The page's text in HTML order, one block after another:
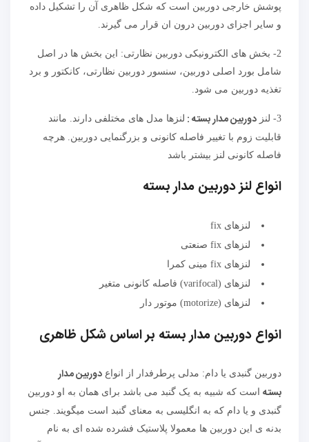
پوشش خارجی دوربین است که شکل ظاهری آن را تشکیل داده
و سایر اجزای دوربین درون ان قرار می گیرند.
2- بخش های الکترونیکی دوربین نظارتی: این بخش ها در اصل
شامل بورد اصلی دوربین، سنسور دوربین نظارتی، کانکتور و برد
تغذیه دوربین می شود.
3- لنز دوربین مدار بسته : لنزها مدل های مختلفی دارند. مانند
قابلیت زوم با تغییر فاصله کانونی و بزرگنمایی دوربین. هرچه
فاصله کانونی لنز بیشتر باشد
انواع لنز دوربین مدار بسته
لنزهای fix
لنزهای fix صنعتی
لنزهای fix مینی کمرا
لنزهای (varifocal) فاصله کانونی متغیر
لنزهای (motorize) موتور دار
انواع دوربین مدار بسته بر اساس شکل ظاهری
دوربین گنبدی یا دام: مدلی پرطرفدار از انواع دوربین مدار
بسته است که شبیه به یک گنبد می باشد برای همان به او دوربین
گنبدی و یا دام که به انگلیسی به معنای گنبد است میگویند. جنس
بدنه ی این دوربین ها معمولا پلاستیک فشرده شده ای به نام